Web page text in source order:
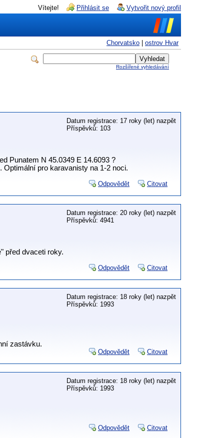
Vítejte! Přihlásit se Vytvořit nový profil
Chorvatsko ostrov Hvar
Rozšířené vyhledávání
Datum registrace: 17 roky (let) nazpět
Příspěvků: 103
Punatem N 45.0349 E 14.6093 ?
pro karavanisty na 1-2 noci.
Odpovědět Citovat
Datum registrace: 20 roky (let) nazpět
Příspěvků: 4941
před dvaceti roky.
Odpovědět Citovat
Datum registrace: 18 roky (let) nazpět
Příspěvků: 1993
zastávku.
Odpovědět Citovat
Datum registrace: 18 roky (let) nazpět
Příspěvků: 1993
Odpovědět Citovat